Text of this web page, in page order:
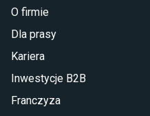
O firmie
Dla prasy
Kariera
Inwestycje B2B
Franczyza